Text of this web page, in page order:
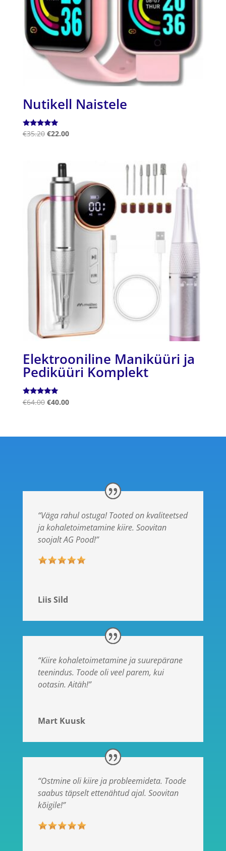
Nutikell Naistele
Hinnanguga
€35.20 €22.00
Elektrooniline Maniküüri ja
Pediküüri Komplekt
Hinnanguga
5.00
€64.00 €40.00
“Väga rahul ostuga! Tooted on kvaliteetsed
ja kohaletoimetamine kiire. Soovitan
soojalt AG Pood!”
Liis Sild
“Kiire kohaletoimetamine ja suurepärane
teenindus. Toode oli veel parem, kui
ootasin. Aitäh!”
Mart Kuusk
“Ostmine oli kiire ja probleemideta. Toode
saabus täpselt ettenähtud ajal. Soovitan
kõigile!”